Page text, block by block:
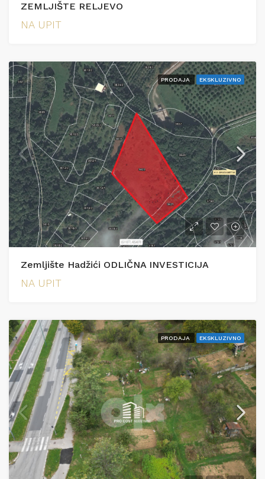
ZEMLJIŠTE RELJEVO
NA UPIT
PRODAJA EKSKLUZIVNO
Zemljište Hadžići ODLIČNA INVESTICIJA
NA UPIT
PRODAJA EKSKLUZIVNO